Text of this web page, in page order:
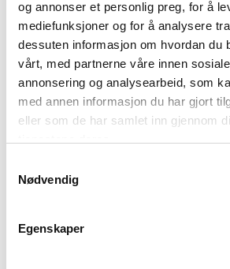
og annonser et personlig preg, for å
mediefunksjoner og for å analysere
dessuten informasjon om hvordan du
vårt, med partnerne våre innen
annonsering og analysearbeid, som
med annen informasjon du har gjort
eller som de har samlet inn gjennom
Nødvendig
Egenskaper
TELYSHOLDER FLORA
Før